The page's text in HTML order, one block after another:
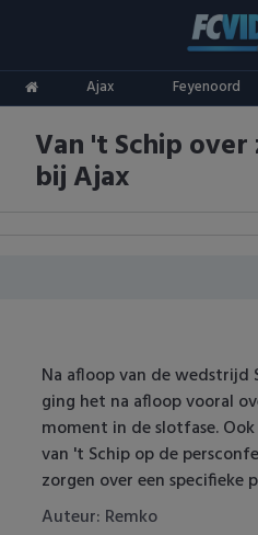
Ajax Feyenoord
ADO Den Haag
Ajax
AZ
FC Utrecht
Feyenoord
Heracles Almelo
Competities
Eredivisie
Keuken Kampioen Divisie
Champions League
Europa League
Conference League
Oranje
Van 't Schip
bij Ajax
Na afloop van de wedstrijd
ging het na afloop vooral
moment in de slotfase.
van 't Schip op de
zorgen over een specifieke
Auteur: Remko